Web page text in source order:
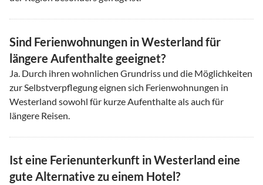
Sind Ferienwohnungen in Westerland für
längere Aufenthalte geeignet?
Ja. Durch ihren wohnlichen Grundriss und die Möglichkeiten
zur Selbstverpflegung eignen sich Ferienwohnungen in
Westerland sowohl für kurze Aufenthalte als auch für
längere Reisen.
Ist eine Ferienunterkunft in Westerland eine
gute Alternative zu einem Hotel?